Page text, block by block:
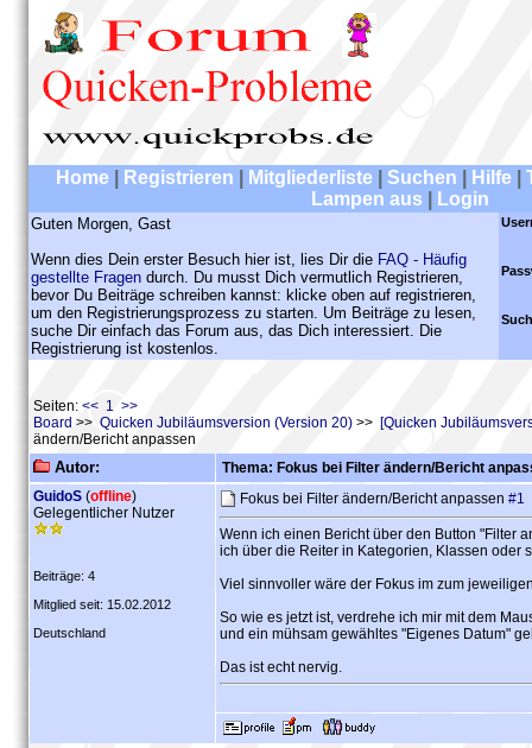
Home Registrieren Mitgliederliste Suchen Hilfe
Lampen aus
Login
Guten Morgen, Gast
Wenn dies Dein erster Besuch hier ist, lies Dir die FAQ - Häufig
gestellte Fragen durch. Du musst Dich vermutlich Registrieren,
bevor Du Beiträge schreiben kannst: klicke oben auf registrieren,
um den Registrierungsprozess zu starten. Um Beiträge zu lesen,
suche Dir einfach das Forum aus, das Dich interessiert. Die
Registrierung ist kostenlos.
Seiten: << 1 >>
Board >> Quicken Jubiläumsversion (Version 20) >> [Quicken
ändern/Bericht anpassen
Autor:
Thema: Fokus bei Filter ändern/Bericht
GuidoS (offline)
Gelegentlicher Nutzer
Beiträge: 4
Mitglied seit: 15.02.2012
Deutschland
Fokus bei Filter ändern/Bericht anpassen #1
Wenn ich einen Bericht über den Button "Filter
ich über die Reiter in Kategorien, Klassen oder
Viel sinnvoller wäre der Fokus im zum
So wie es jetzt ist, verdrehe ich mir mit dem
und ein mühsam gewähltes "Eigenes Datum"
Das ist echt nervig.